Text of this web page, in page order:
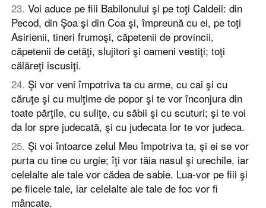
23. Voi aduce pe fiii Babilonului şi pe toţi Caldeii: din
Pecod, din Şoa şi din Coa şi, împreună cu ei, pe toţi
Asirienii, tineri frumoşi, căpetenii de provincii,
căpetenii de cetăţi, slujitori şi oameni vestiţi; toţi
călăreţi iscusiţi.
24. Şi vor veni împotriva ta cu arme, cu cai şi cu
căruţe şi cu mulţime de popor şi te vor înconjura din
toate părţile, cu suliţe, cu săbii şi cu scuturi; şi te voi
da lor spre judecată, şi cu judecata lor te vor judeca.
25. Şi voi întoarce zelul Meu împotriva ta, şi ei se vor
purta cu tine cu urgie; îţi vor tăia nasul şi urechile, iar
celelalte ale tale vor cădea de sabie. Lua-vor pe fiii şi
pe fiicele tale, iar celelalte ale tale de foc vor fi
mâncate.